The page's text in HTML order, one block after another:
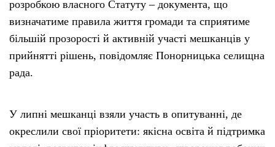
розробкою власного Статуту – документа, що
визначатиме правила життя громади та сприятиме
більшій прозорості й активній участі мешканців у
прийнятті рішень, повідомляє Понорницька селищна
рада.
У липні мешканці взяли участь в опитуванні, де
окреслили свої пріоритети: якісна освіта й підтримка